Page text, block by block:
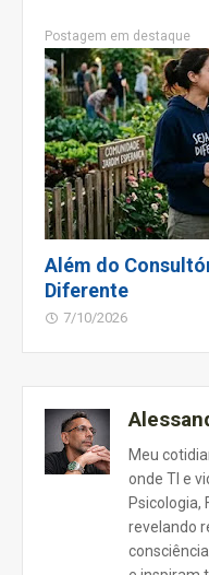
Postagem em destaque
Além do
Diferente
7/10/2026
Meu
onde TI e
Psicologia,
revelando